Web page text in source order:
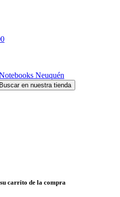
Buscar en nuestra tienda
carrito de la compra